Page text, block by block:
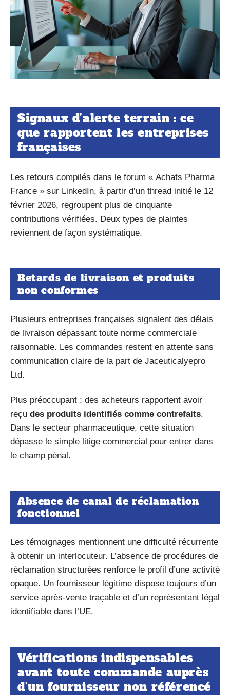
Signaux d’alerte terrain : ce
que rapportent les entreprises
françaises
Les retours compilés dans le forum « Achats Pharma
France » sur LinkedIn, à partir d’un thread initié le 12
février 2026, regroupent plus de cinquante
contributions vérifiées. Deux types de plaintes
reviennent de façon systématique.
Retards de livraison et produits
non conformes
Plusieurs entreprises françaises signalent des délais
de livraison dépassant toute norme commerciale
raisonnable. Les commandes restent en attente sans
communication claire de la part de Jaceuticalyepro
Ltd.
Plus préoccupant : des acheteurs rapportent avoir
reçu des produits identifiés comme contrefaits.
Dans le secteur pharmaceutique, cette situation
dépasse le simple litige commercial pour entrer dans
le champ pénal.
Absence de canal de réclamation
fonctionnel
Les témoignages mentionnent une difficulté récurrente
à obtenir un interlocuteur. L’absence de procédures de
réclamation structurées renforce le profil d’une activité
opaque. Un fournisseur légitime dispose toujours d’un
service après-vente traçable et d’un représentant légal
identifiable dans l’UE.
Vérifications indispensables
avant toute commande auprès
d’un fournisseur non référencé